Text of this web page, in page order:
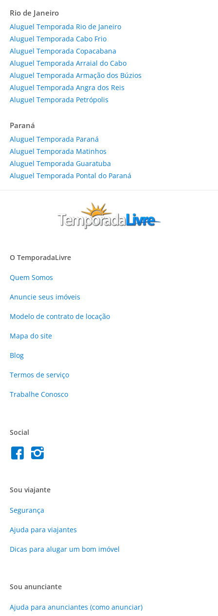
Rio de Janeiro
Aluguel Temporada Rio de Janeiro
Aluguel Temporada Cabo Frio
Aluguel Temporada Copacabana
Aluguel Temporada Arraial do Cabo
Aluguel Temporada Armação dos Búzios
Aluguel Temporada Angra dos Reis
Aluguel Temporada Petrópolis
Paraná
Aluguel Temporada Paraná
Aluguel Temporada Matinhos
Aluguel Temporada Guaratuba
Aluguel Temporada Pontal do Paraná
O TemporadaLivre
Quem Somos
Anuncie seus imóveis
Modelo de contrato de locação
Mapa do site
Blog
Termos de serviço
Trabalhe Conosco
Social
Sou viajante
Segurança
Ajuda para viajantes
Dicas para alugar um bom imóvel
Sou anunciante
Ajuda para anunciantes (como anunciar)